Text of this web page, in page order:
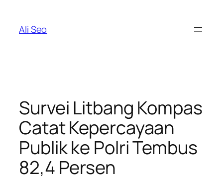
content
Ali Seo
Survei Litbang Kompas
Catat Kepercayaan
Publik ke Polri Tembus
82,4 Persen